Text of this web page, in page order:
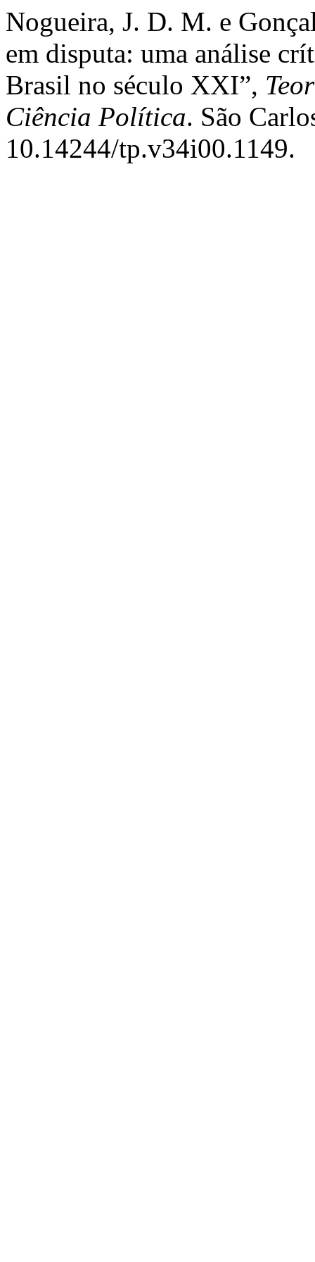
Nogueira, J. D. M. e
em disputa: uma análise
Brasil no século XXI”,
Ciência Política. São
10.14244/tp.v34i00.1149.